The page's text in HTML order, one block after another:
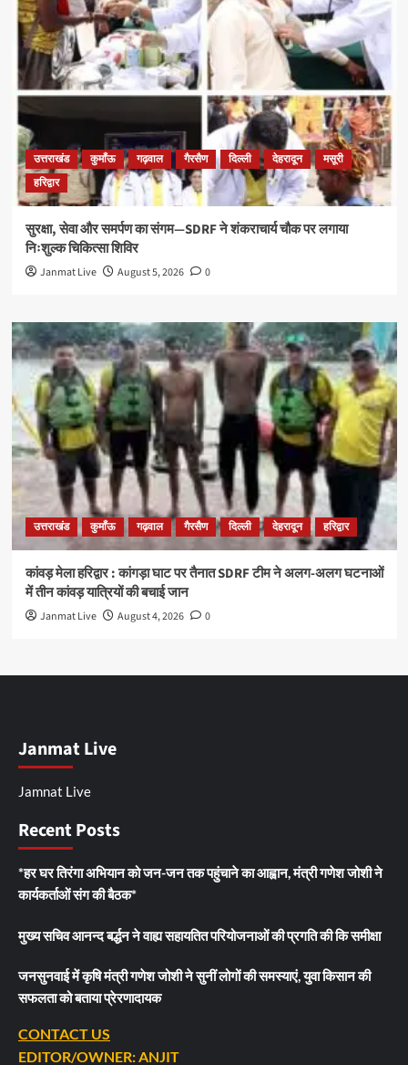
उत्तराखंड कुमाँऊ गढ़वाल गैरसैण दिल्ली देहरादून
मसूरी
हरिद्वार
सुरक्षा, सेवा और समर्पण का संगम—SDRF ने शंकराचार्य चौक पर लगाया
निःशुल्क चिकित्सा शिविर
Janmat Live August 5, 2026 0
उत्तराखंड कुमाँऊ गढ़वाल गैरसैण दिल्ली देहरादून हरिद्वार
कांवड़ मेला हरिद्वार : कांगड़ा घाट पर तैनात SDRF टीम ने अलग-अलग घटनाओं
में तीन कांवड़ यात्रियों की बचाई जान
Janmat Live August 4, 2026 0
Janmat Live
Jamnat Live
Recent Posts
*हर घर तिरंगा अभियान को जन-जन तक पहुंचाने का आह्वान, मंत्री गणेश जोशी ने
कार्यकर्ताओं संग की बैठक*
मुख्य सचिव आनन्द बर्द्धन ने वाह्य सहायतित परियोजनाओं की प्रगति की कि समीक्षा
जनसुनवाई में कृषि मंत्री गणेश जोशी ने सुनीं लोगों की समस्याएं, युवा किसान की
सफलता को बताया प्रेरणादायक
CONTACT US
EDITOR/OWNER: ANJIT